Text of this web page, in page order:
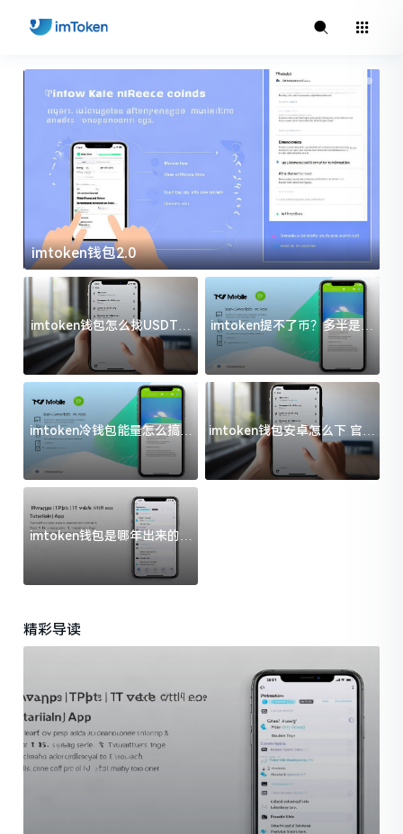
imtoken钱包2.0
imtoken钱包怎么找USDT地
址？三步搞定不踩坑
imtoken提不了币？多半是这
几件事没处理好
imtoken冷钱包能量怎么搞？
过来人告诉你门道
imtoken钱包安卓怎么下 官方
渠道避坑指南
imtoken钱包是哪年出来的？
一文给你说清楚
精彩导读